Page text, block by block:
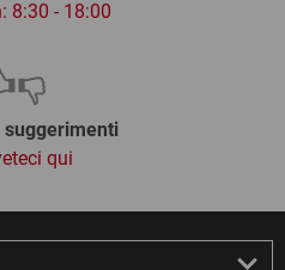
8:30 - 18:00
suggerimenti
qui